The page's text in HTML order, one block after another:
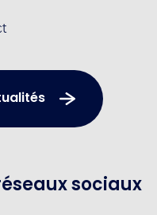
sociaux